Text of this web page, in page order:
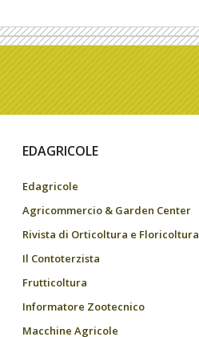
EDAGRICOLE
Edagricole
Agricommercio & Garden Center
Rivista di Orticoltura e Floricoltura
Il Contoterzista
Frutticoltura
Informatore Zootecnico
Macchine Agricole